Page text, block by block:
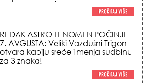
REDAK ASTRO FENOMEN POČINJE
7. AVGUSTA: Veliki Vazdušni Trigon
za 3 znaka!
LJUDI U SRBIJI MASOVNO KUPUJU
OVO ČUDO OD 200 DINARA: Trik sa